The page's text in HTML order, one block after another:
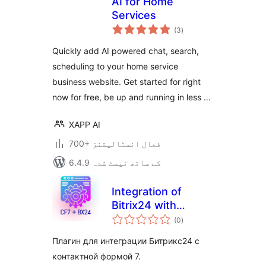
Services
(3مجموعی
درجہ
)
Quickly add AI powered chat, search,
scheduling to your home service
business website. Get started for right
now for free, be up and running in less …
XAPP AI
700+ فعال انسٹالیشنز
6.4.9 کے ساتھ ٹیسٹ شدہ
Integration of
Bitrix24 with
Contact Form 7
(0مجموعی
درجہ
)
Плагин для интеграции Битрикс24 с
контактной формой 7.